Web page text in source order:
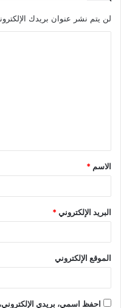
لن يتم نشر عنوان بريدك
ق
*
الاسم *
البريد الإلكتروني*
الموقع الإلكتروني
احفظ اسمي، بريدي